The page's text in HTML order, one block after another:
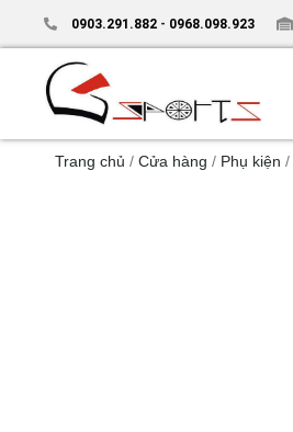
0903.291.882 - 0968.098.923
Trang chủ / Cửa hàng / Phụ kiện /